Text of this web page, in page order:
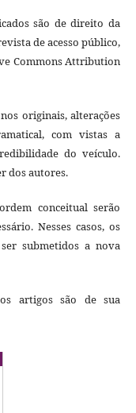
são de direito da
de acesso público,
Commons Attribution
originais, alterações
com vistas a
do veículo.
dos autores.
conceitual serão
Nesses casos, os
submetidos a nova
artigos são de sua